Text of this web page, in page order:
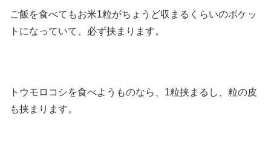
ご飯を食べてもお米1粒がちょうど収まるくらいのポケッ
トになっていて、必ず挟まります。
トウモロコシを食べようものなら、1粒挟まるし、粒の皮
も挟まります。